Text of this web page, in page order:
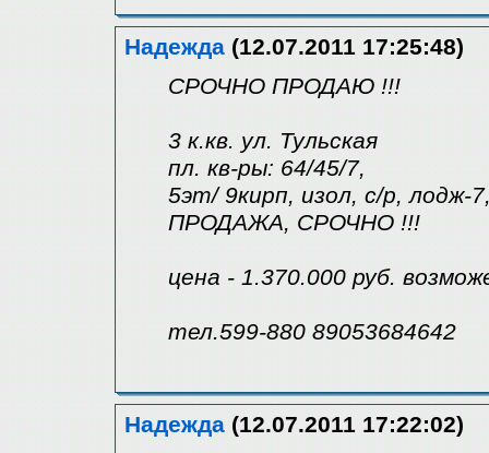
Надежда (12.07.2011 17:25:48)
СРОЧНО ПРОДАЮ !!!
3 к.кв. ул. Тульская
пл. кв-ры: 64/45/7,
5эт/ 9кирп, изол, с/р,
ПРОДАЖА, СРОЧНО !!!
цена - 1.370.000 руб.
тел.599-880 89053684642
Надежда (12.07.2011 17:22:02)